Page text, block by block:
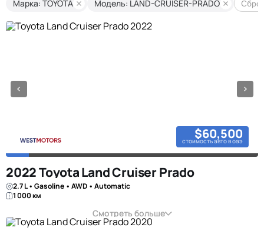
Марка: TOYOTA Модель: LAND-CRUISER-PRADO
$60,500
стоимость авто в оаэ
2022 Toyota Land Cruiser Prado
2.7 L • Gasoline • AWD • Automatic
1 000 км
Смотреть больше